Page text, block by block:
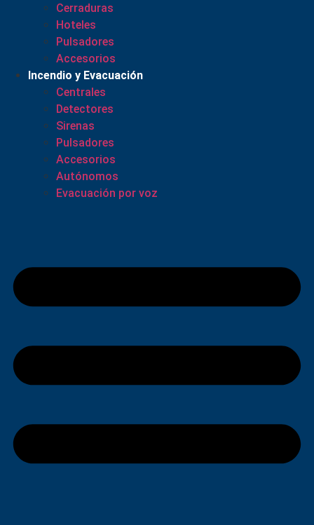
Cerraduras
Hoteles
Pulsadores
Accesorios
Incendio y Evacuación
Centrales
Detectores
Sirenas
Pulsadores
Accesorios
Autónomos
Evacuación por voz